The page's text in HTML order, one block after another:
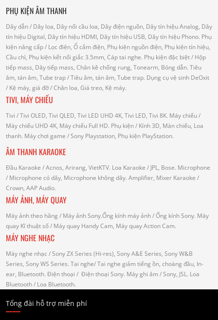
PHỤ KIỆN ÂM THANH
Dây dẫn/ Dây loa, Dây nối cầu loa, Dây điện nguồn, Dây tín hiệu Analog, Dây
tín hiệu Digital, Dây tín hiệu HDMI, Dây tín hiệu USB, Dây tín hiệu Phono. Phụ
kiện nâng cấp/ Lọc điện, Ổ cắm điện, Phụ kiện nguồn điện, Phụ kiện tín hiệu,
Cầu chì, Phụ kiện kết nối giắc 3.5mm, Cáp tai nghe. Phụ kiện đặc biệt/ Hộp
tiếp mass, Dây tiếp mass, Chân kê chống rung, Tonearm, Bóng dẫn. Tiêu
âm, tán âm, Tube trap/ Tiêu âm, tán âm, Tube trap. Dụng cụ vệ sinh DeOxit
/ Kệ máy, giá đỡ/ Chân loa, Giá treo, Kệ máy.
TIVI, MÁY CHIẾU
Tivi / Tivi OLED, Tivi QLED, Tivi LED UHD 4K, Tivi LED, Tivi 8K. Máy chiếu/
Máy chiếu UHD 4K, Máy chiếu Full HD. Phụ kiện/ Kính 3D, Màn chiếu, Loa
thanh. Máy chơi game / Sony Playstation, Phụ kiện PlayStation.
ÂM THANH KARAOKE
Đầu Karaoke / Acnos, Arirang, VietKTV. Loa Karaoke / JPL, Bose. Microphone
/ Microphone có dây, Microphone không dây. Amplifier, Mixer Karaoke /
Crown, AAP Audio.
MÁY ẢNH, MÁY QUAY
Máy ảnh theo hãng / Máy ảnh Sony.Ống kính máy ảnh / Ống kính Sony. Máy
quay Kĩ thuật số/ Máy quay Handy Cam, Máy quay Action Cam.
MÁY NGHE NHẠC
Máy nghe nhạc / Sony ZX Series (Hi-res), Sony A&E Series, Sony W&B
Series, Sony WS Series. Tai nghe/ Tai nghe giảm tiếng ồn, choàng đầu, In-
ear, Bluetooth. Điện thoại / Điện thoại Sony. Máy ghi âm / Sony, JSL. Loa
Bluetooth/ Loa Bluetooth.
Tổng đài hỗ trợ miễn phí